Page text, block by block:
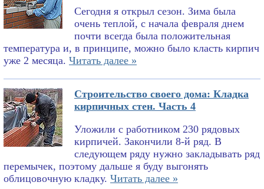
Сегодня я открыл сезон. Зима была
очень теплой, с начала февраля днем
почти всегда была положительная
температура и, в принципе, можно было класть кирпич
уже 2 месяца. Читать далее »
Строительство своего дома: Кладка
кирпичных стен. Часть 4
Уложили с работником 230 рядовых
кирпичей. Закончили 8-й ряд. В
следующем ряду нужно закладывать ряд
перемычек, поэтому дальше я буду выгонять
облицовочную кладку. Читать далее »